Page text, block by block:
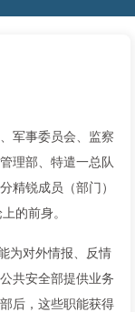
军事委员会、监察
理部、特遣一总队
精锐成员（部门）
的前身。
为对外情报、反情
共安全部提供业务
后，这些职能获得